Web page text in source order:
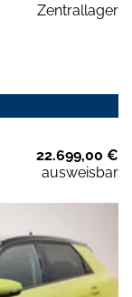
Zentrallager
22.699,00 €
ausweisbar